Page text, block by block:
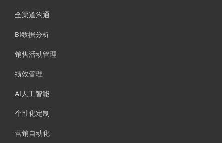
全渠道沟通
BI数据分析
销售活动管理
绩效管理
AI人工智能
个性化定制
营销自动化